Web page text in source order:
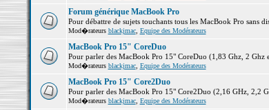
Forum générique MacBook Pro
Pour débattre de sujets touchants tous les MacBook Pro sans
Mod�rateurs blackjmac, Equipe des Modérateurs
MacBook Pro 15" CoreDuo
Pour parler des MacBook Pro 15" CoreDuo (1,83 Ghz, 2 Ghz
Mod�rateurs blackjmac, Equipe des Modérateurs
MacBook Pro 15" Core2Duo
Pour parler des MacBook Pro 15" Core2Duo (2,16 GHz, 2,2
Mod�rateurs blackjmac, Equipe des Modérateurs